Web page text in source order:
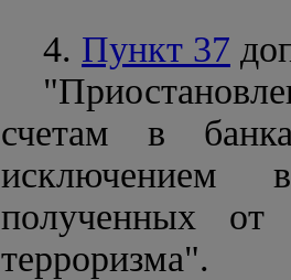
4. Пункт 37
счетам в
исключением
полученных от
терроризма".